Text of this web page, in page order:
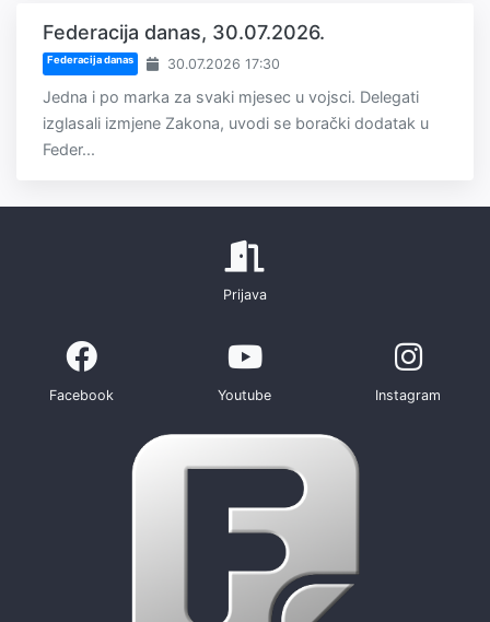
Federacija danas, 30.07.2026.
Federacija danas 30.07.2026 17:30
Jedna i po marka za svaki mjesec u vojsci. Delegati
izglasali izmjene Zakona, uvodi se borački dodatak u
Feder...
Prijava
Facebook Youtube Instagram